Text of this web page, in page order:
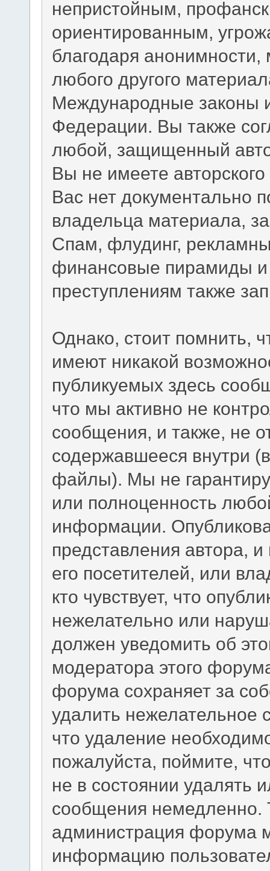
непристойным,
ориентированным,
благодаря анонимности,
любого другого
Международные законы
Федерации. Вы также
любой, защищенный
Вы не имеете
Вас нет документально
владельца материала,
Спам, флудинг,
финансовые пирамиды и
преступлениям также
Однако, стоит помнить,
имеют никакой
публикуемых здесь
что мы активно не
сообщения, и также, не
содержавшееся внутри
файлы). Мы не
или полноценность
информации.
представления автора,
его посетителей, или
кто чувствует, что
нежелательно или
должен уведомить об
модератора этого
форума сохраняет за
удалить нежелательное
что удаление
пожалуйста, поймите,
не в состоянии удалять
сообщения немедленно.
администрация форума
информацию